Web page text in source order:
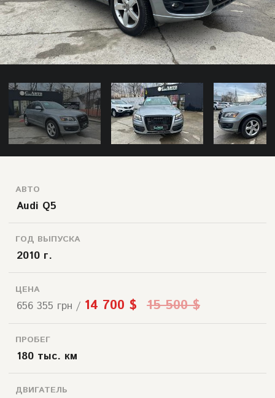
АВТО
Audi Q5
ГОД ВЫПУСКА
2010 г.
ЦЕНА
656 355 грн / 14 700 $ 15 500 $
ПРОБЕГ
180 тыс. км
ДВИГАТЕЛЬ